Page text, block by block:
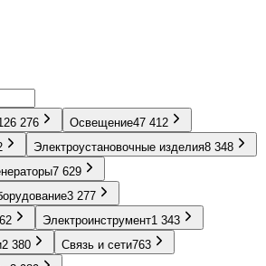
276 Освещение47 412
Электроустановочные изделия8 348
7 629
3 277
Электроинструмент1 343
2 380 Связь и сети763